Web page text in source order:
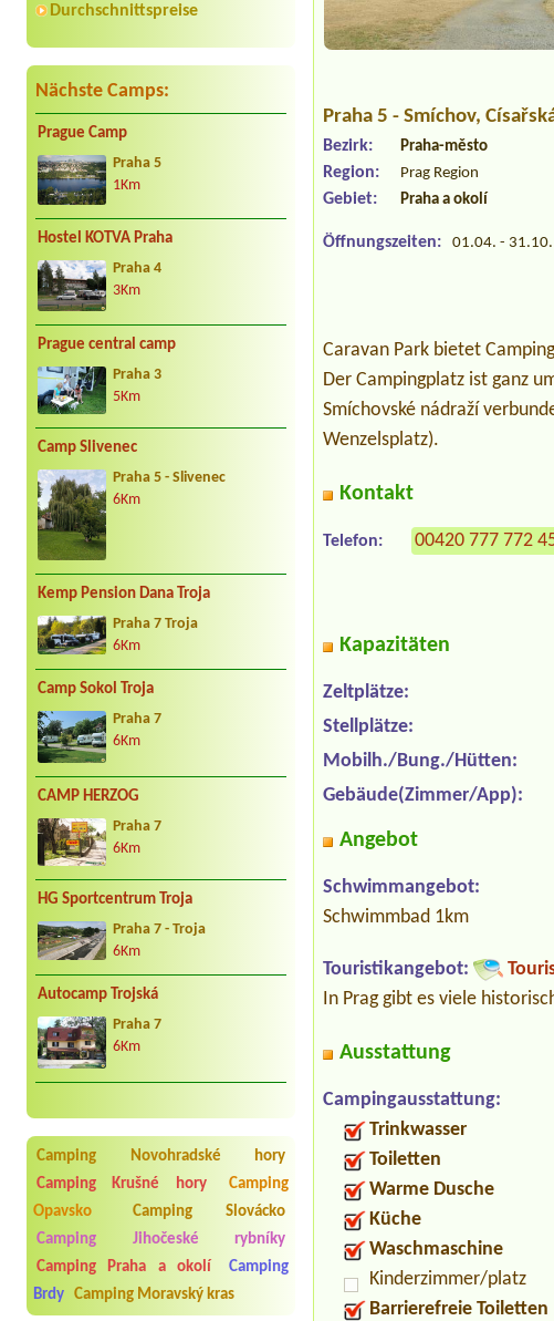
Durchschnittspreise
Nächste Camps:
Prague Camp
Praha 5
1Km
Hostel KOTVA Praha
Praha 4
3Km
Prague central camp
Praha 3
5Km
Camp Slivenec
Praha 5 - Slivenec
6Km
Kemp Pension Dana Troja
Praha 7 Troja
6Km
Camp Sokol Troja
Praha 7
6Km
CAMP HERZOG
Praha 7
6Km
HG Sportcentrum Troja
Praha 7 - Troja
6Km
Autocamp Trojská
Praha 7
6Km
Camping Novohradské hory
Camping Krušné hory
Camping
Opavsko
Camping Slovácko
Camping Jihočeské rybníky
Camping Praha a okolí
Camping
Brdy Camping Moravský kras
Praha 5 - Smíchov,
Bezirk: Praha-město
Region: Prag Region
Gebiet: Praha a okolí
Öffnungszeiten: 01.04. - 31.10.
Caravan Park bietet
Der Campingplatz ist ganz
Smíchovské nádraží
Wenzelsplatz).
Kontakt
Telefon: 00420 777 772
Kapazitäten
Zeltplätze:
Stellplätze:
Mobilh./Bung./Hütten:
Gebäude(Zimmer/App):
Angebot
Schwimmangebot:
Schwimmbad 1km
Touristikangebot:
In Prag gibt es viele
Ausstattung
Campingausstattung:
Trinkwasser
Toiletten
Warme Dusche
Küche
Waschmaschine
Kinderzimmer/platz
Barrierefreie Toiletten